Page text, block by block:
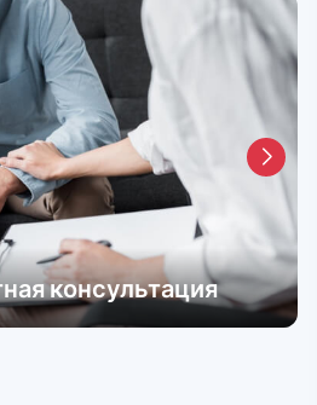
консультация